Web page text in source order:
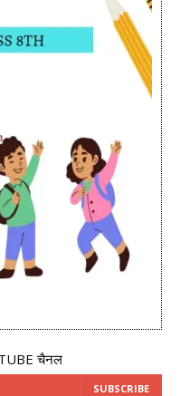
चैनल
SUBSCRIBE